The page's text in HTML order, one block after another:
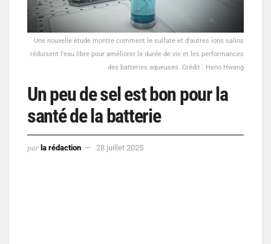
Une nouvelle étude montre comment le sulfate et d'autres ions salins
réduisent l'eau libre pour améliorer la durée de vie et les performances
des batteries aqueuses. Crédit : Heno Hwang
Un peu de sel est bon pour la
santé de la batterie
par la rédaction 28 juillet 2025